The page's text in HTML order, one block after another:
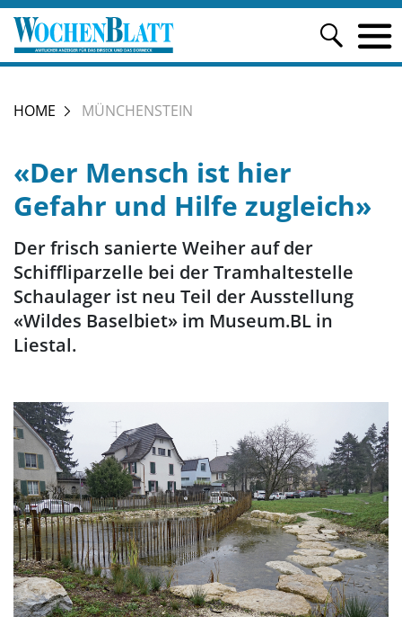
HOME MÜNCHENSTEIN
«Der Mensch ist hier
Gefahr und Hilfe zugleich»
Der frisch sanierte Weiher auf der
Schiffliparzelle bei der Tramhaltestelle
Schaulager ist neu Teil der Ausstellung
«Wildes Baselbiet» im Museum.BL in
Liestal.